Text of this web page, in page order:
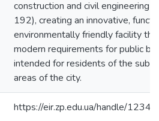
construction and civil engineering
192), creating an innovative,
environmentally friendly facility
modern requirements for public
intended for residents of the
areas of the city.
https://eir.zp.edu.ua/handle/